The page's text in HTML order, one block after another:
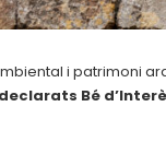
i patrimoni
Bé